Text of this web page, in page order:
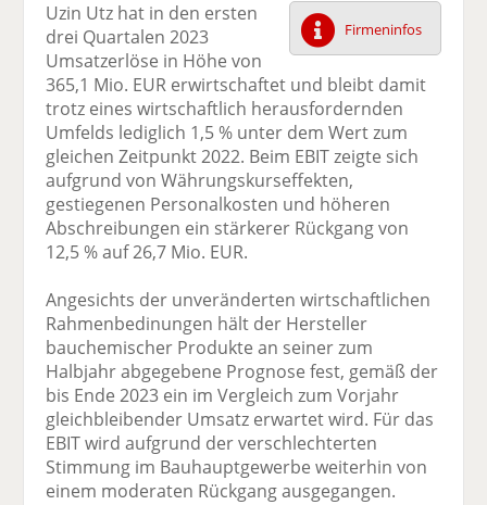
uf
F
ac
e
b
o
o
k
te
il
wi
tt
er
n
uf
Li
n
k
e
di
n
il
e
er
E
m
ai
l
v
er
d
ck
e
n
Firmeninfos
Uzin Utz hat in den ersten
drei Quartalen 2023
Umsatzerlöse in Höhe von
365,1 Mio. EUR erwirtschaftet und bleibt damit
trotz eines wirtschaftlich herausfordernden
Umfelds lediglich 1,5 % unter dem Wert zum
gleichen Zeitpunkt 2022. Beim EBIT zeigte sich
aufgrund von Währungskurseffekten,
gestiegenen Personalkosten und höheren
Abschreibungen ein stärkerer Rückgang von
12,5 % auf 26,7 Mio. EUR.
Angesichts der unveränderten wirtschaftlichen
Rahmenbedinungen hält der Hersteller
bauchemischer Produkte an seiner zum
Halbjahr abgegebene Prognose fest, gemäß der
bis Ende 2023 ein im Vergleich zum Vorjahr
gleichbleibender Umsatz erwartet wird. Für das
EBIT wird aufgrund der verschlechterten
Stimmung im Bauhauptgewerbe weiterhin von
einem moderaten Rückgang ausgegangen.